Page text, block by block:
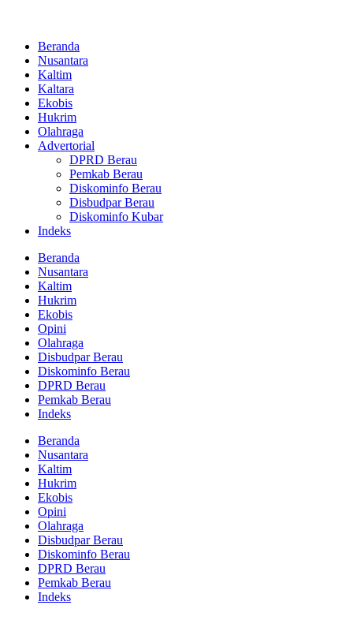
Beranda
Nusantara
Kaltim
Kaltara
Ekobis
Hukrim
Olahraga
Advertorial
DPRD Berau
Pemkab Berau
Diskominfo Berau
Disbudpar Berau
Diskominfo Kubar
Indeks
Beranda
Nusantara
Kaltim
Hukrim
Ekobis
Opini
Olahraga
Disbudpar Berau
Diskominfo Berau
DPRD Berau
Pemkab Berau
Indeks
Beranda
Nusantara
Kaltim
Hukrim
Ekobis
Opini
Olahraga
Disbudpar Berau
Diskominfo Berau
DPRD Berau
Pemkab Berau
Indeks